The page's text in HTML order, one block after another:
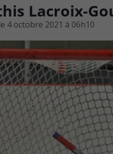
Lacroix-
4 octobre 2021 à 06h10